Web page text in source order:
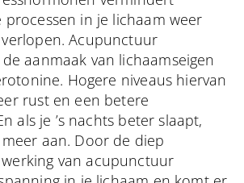
processen in je lichaam weer
Acupunctuur
aanmaak van lichaamseigen
Hogere niveaus hiervan
rust en een betere
als je ’s nachts beter slaapt,
aan. Door de diep
van acupunctuur